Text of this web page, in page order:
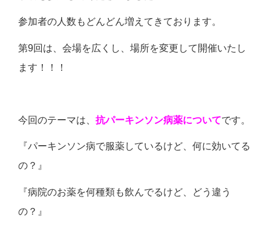
参加者の人数もどんどん増えてきております。
第9回は、会場を広くし、場所を変更して開催いたし
ます！！！
今回のテーマは、 抗パーキンソン病薬についてです。
『パーキンソン病で服薬しているけど、何に効いてる
の？』
『病院のお薬を何種類も飲んでるけど、どう違う
の？』